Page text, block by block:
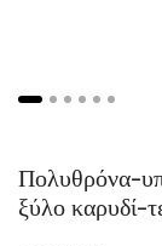
Πολυθρόνα-
ξύλο